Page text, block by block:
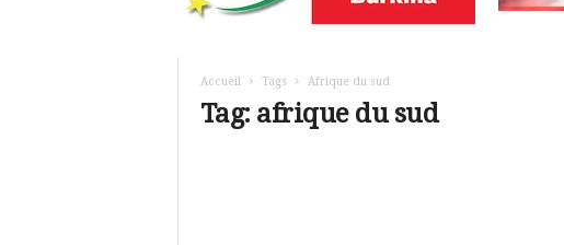
i
Accueil Tags Afrique du sud
Tag: afrique du sud